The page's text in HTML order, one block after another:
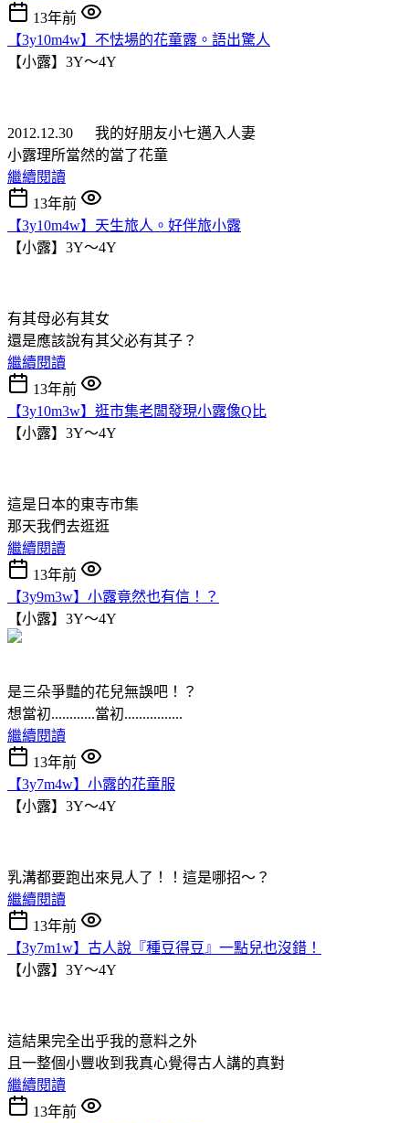
13年前
【3y10m4w】不怯場的花童露。語出驚人
【小露】3Y～4Y
2012.12.30 我的好朋友小七邁入人妻
小露理所當然的當了花童
繼續閱讀
13年前
【3y10m4w】天生旅人。好伴旅小露
【小露】3Y～4Y
有其母必有其女
還是應該說有其父必有其子？
繼續閱讀
13年前
【3y10m3w】逛市集老闆發現小露像Q比
【小露】3Y～4Y
這是日本的東寺市集
那天我們去逛逛
繼續閱讀
13年前
【3y9m3w】小露竟然也有信！？
【小露】3Y～4Y
是三朵爭豔的花兒無誤吧！？
想當初............當初................
繼續閱讀
13年前
【3y7m4w】小露的花童服
【小露】3Y～4Y
乳溝都要跑出來見人了！！這是哪招～？
繼續閱讀
13年前
【3y7m1w】古人說『種豆得豆』一點兒也沒錯！
【小露】3Y～4Y
這結果完全出乎我的意料之外
且一整個小豐收到我真心覺得古人講的真對
繼續閱讀
13年前